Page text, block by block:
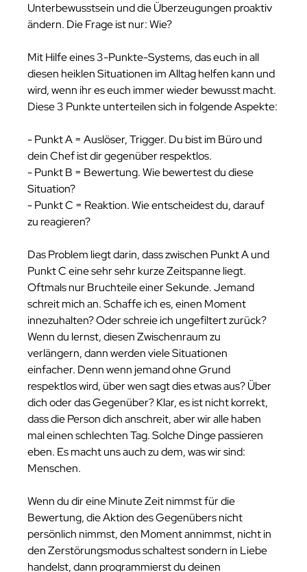
Unterbewusstsein und die Überzeugungen proaktiv
ändern. Die Frage ist nur: Wie?
Mit Hilfe eines 3-Punkte-Systems, das euch in all
diesen heiklen Situationen im Alltag helfen kann und
wird, wenn ihr es euch immer wieder bewusst macht.
Diese 3 Punkte unterteilen sich in folgende Aspekte:
- Punkt A = Auslöser, Trigger. Du bist im Büro und
dein Chef ist dir gegenüber respektlos.
- Punkt B = Bewertung. Wie bewertest du diese
Situation?
- Punkt C = Reaktion. Wie entscheidest du, darauf
zu reagieren?
Das Problem liegt darin, dass zwischen Punkt A und
Punkt C eine sehr sehr kurze Zeitspanne liegt.
Oftmals nur Bruchteile einer Sekunde. Jemand
schreit mich an. Schaffe ich es, einen Moment
innezuhalten? Oder schreie ich ungefiltert zurück?
Wenn du lernst, diesen Zwischenraum zu
verlängern, dann werden viele Situationen
einfacher. Denn wenn jemand ohne Grund
respektlos wird, über wen sagt dies etwas aus? Über
dich oder das Gegenüber? Klar, es ist nicht korrekt,
dass die Person dich anschreit, aber wir alle haben
mal einen schlechten Tag. Solche Dinge passieren
eben. Es macht uns auch zu dem, was wir sind:
Menschen.
Wenn du dir eine Minute Zeit nimmst für die
Bewertung, die Aktion des Gegenübers nicht
persönlich nimmst, den Moment annimmst, nicht in
den Zerstörungsmodus schaltest sondern in Liebe
handelst, dann programmierst du deinen